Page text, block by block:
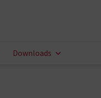
Downloads